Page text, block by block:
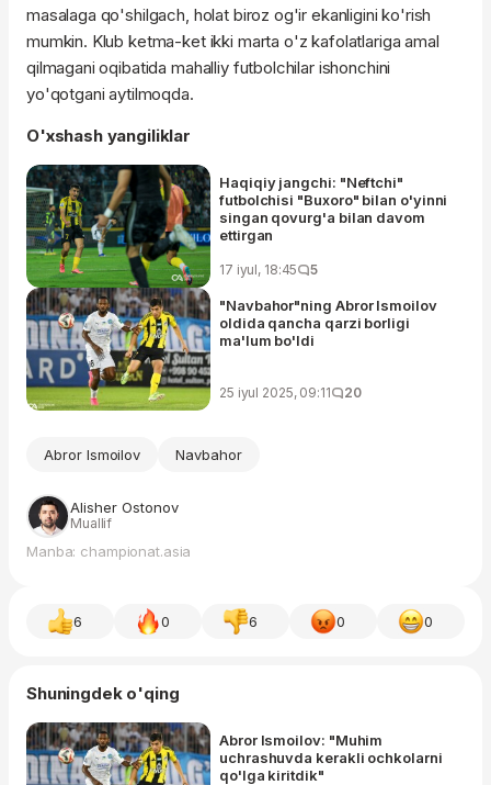
masalaga qo'shilgach, holat biroz og'ir ekanligini ko'rish
mumkin. Klub ketma-ket ikki marta o'z kafolatlariga amal
qilmagani oqibatida mahalliy futbolchilar ishonchini
yo'qotgani aytilmoqda.
O'xshash yangiliklar
Haqiqiy jangchi: "Neftchi"
futbolchisi "Buxoro" bilan o'yinni
singan qovurg'a bilan davom
ettirgan
17 iyul, 18:45 5
"Navbahor"ning Abror Ismoilov
oldida qancha qarzi borligi
ma'lum bo'ldi
25 iyul 2025, 09:11 20
Abror Ismoilov Navbahor
Alisher Ostonov
Muallif
Manba: championat.asia
6 0 6 0 0
Shuningdek o'qing
Abror Ismoilov: "Muhim
uchrashuvda kerakli ochkolarni
qo'lga kiritdik"